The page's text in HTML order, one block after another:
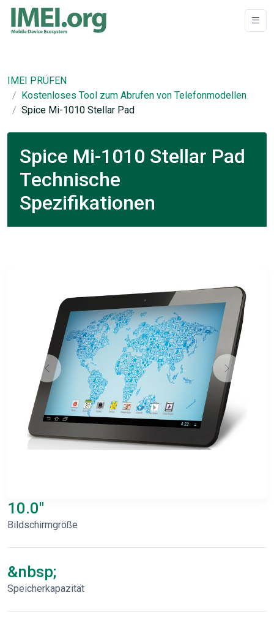
IMEI PRÜFEN
Kostenloses Tool zum Abrufen von Telefonmodellen
Spice Mi-1010 Stellar Pad
Spice Mi-1010 Stellar Pad
Technische
Spezifikationen
10.0"
Bildschirmgröße
&nbsp;
Speicherkapazität